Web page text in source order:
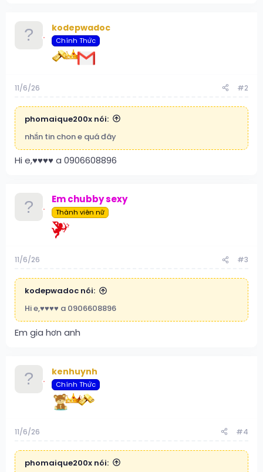
kodepwadoc
Chính Thức
11/6/26 #2
phomaique200x nói:
nhắn tin chon e quá đây
Hi e,♥️♥️♥️♥️ a 0906608896
Em chubby sexy
Thành viên nữ
11/6/26 #3
kodepwadoc nói:
Hi e,♥️♥️♥️♥️ a 0906608896
Em gia hơn anh
kenhuynh
Chính Thức
11/6/26 #4
phomaique200x nói: